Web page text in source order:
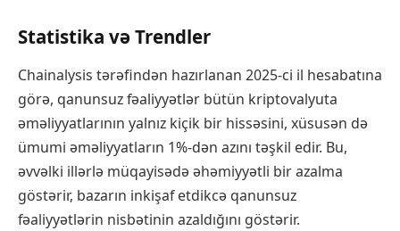
Statistika və Trendler
Chainalysis tərəfindən hazırlanan 2025-ci il hesabatına
görə, qanunsuz fəaliyyətlər bütün kriptovalyuta
əməliyyatlarının yalnız kiçik bir hissəsini, xüsusən də
ümumi əməliyyatların 1%-dən azını təşkil edir. Bu,
əvvəlki illərlə müqayisədə əhəmiyyətli bir azalma
göstərir, bazarın inkişaf etdikcə qanunsuz
fəaliyyətlərin nisbətinin azaldığını göstərir.